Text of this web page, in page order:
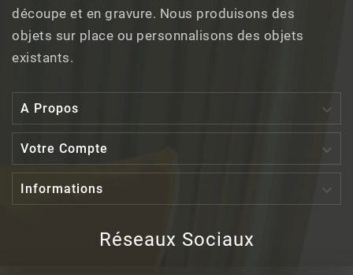
découpe et en gravure. Nous produisons des
objets sur place ou personnalisons des objets
existants.
A Propos 
Votre Compte 
Informations 
Réseaux Sociaux